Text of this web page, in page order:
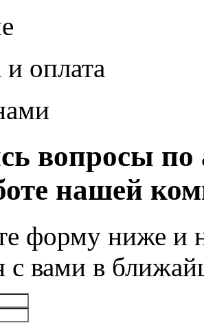
и оплата
вопросы по
нашей
форму ниже и
с вами в